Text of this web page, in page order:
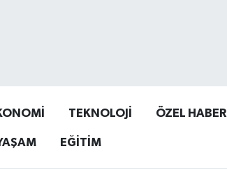
TEKNOLOJİ ÖZEL HABER
EĞİTİM